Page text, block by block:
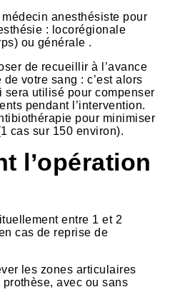
anesthésiste pour
: locorégionale
ou générale .
de recueillir à l’avance
votre sang : c’est alors
sera utilisé pour compenser
pendant l’intervention.
pour minimiser
cas sur 150 environ).
l’opération
entre 1 et 2
cas de reprise de
les zones articulaires
avec ou sans